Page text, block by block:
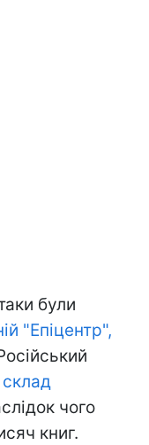
були
"Епіцентр",
чого
книг.